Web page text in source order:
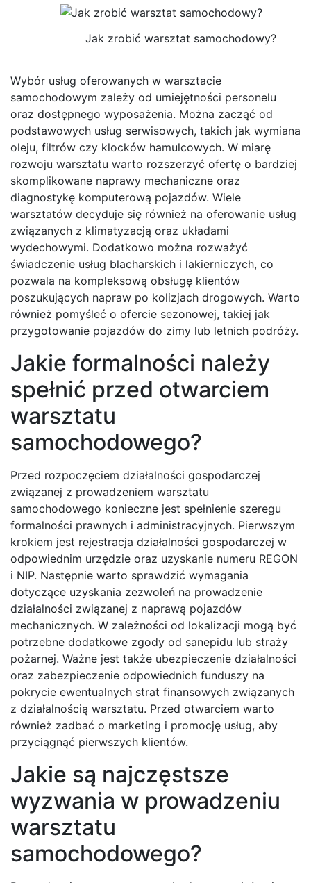
Jak zrobić warsztat samochodowy?
Wybór usług oferowanych w warsztacie
samochodowym zależy od umiejętności personelu
oraz dostępnego wyposażenia. Można zacząć od
podstawowych usług serwisowych, takich jak wymiana
oleju, filtrów czy klocków hamulcowych. W miarę
rozwoju warsztatu warto rozszerzyć ofertę o bardziej
skomplikowane naprawy mechaniczne oraz
diagnostykę komputerową pojazdów. Wiele
warsztatów decyduje się również na oferowanie usług
związanych z klimatyzacją oraz układami
wydechowymi. Dodatkowo można rozważyć
świadczenie usług blacharskich i lakierniczych, co
pozwala na kompleksową obsługę klientów
poszukujących napraw po kolizjach drogowych. Warto
również pomyśleć o ofercie sezonowej, takiej jak
przygotowanie pojazdów do zimy lub letnich podróży.
Jakie formalności należy
spełnić przed otwarciem
warsztatu
samochodowego?
Przed rozpoczęciem działalności gospodarczej
związanej z prowadzeniem warsztatu
samochodowego konieczne jest spełnienie szeregu
formalności prawnych i administracyjnych. Pierwszym
krokiem jest rejestracja działalności gospodarczej w
odpowiednim urzędzie oraz uzyskanie numeru REGON
i NIP. Następnie warto sprawdzić wymagania
dotyczące uzyskania zezwoleń na prowadzenie
działalności związanej z naprawą pojazdów
mechanicznych. W zależności od lokalizacji mogą być
potrzebne dodatkowe zgody od sanepidu lub straży
pożarnej. Ważne jest także ubezpieczenie działalności
oraz zabezpieczenie odpowiednich funduszy na
pokrycie ewentualnych strat finansowych związanych
z działalnością warsztatu. Przed otwarciem warto
również zadbać o marketing i promocję usług, aby
przyciągnąć pierwszych klientów.
Jakie są najczęstsze
wyzwania w prowadzeniu
warsztatu
samochodowego?